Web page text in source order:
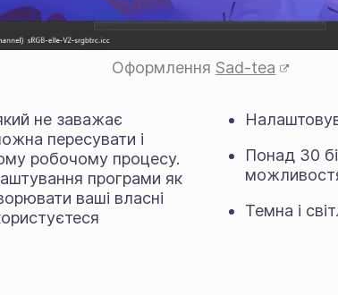
Оформлення Sad-tea
не заважає
пересувати і
робочому процесу.
програми як
ваші власні
Понад 30
Темна і